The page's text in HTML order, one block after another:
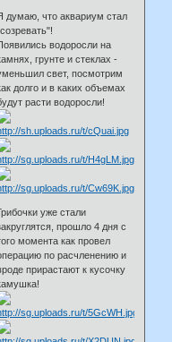
думаю, что аквариум стал
водоросли на
грунте и стеклах -
свет, посмотрим
долго и в каких объемах
расти водоросли!
уже стали
прошло 4 дня с
момента как провел
по расчленению и
прирастают к кусочку